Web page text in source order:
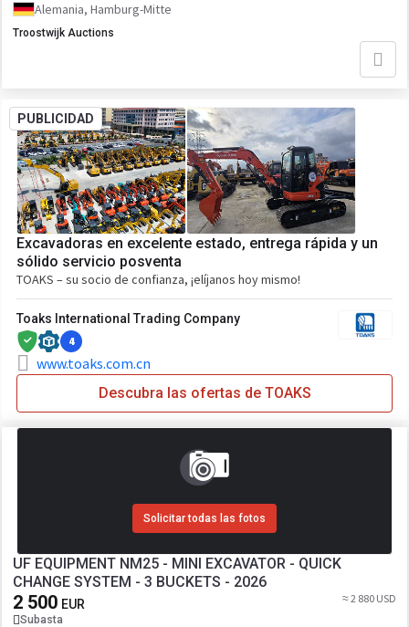
Alemania, Hamburg-Mitte
Troostwijk Auctions
PUBLICIDAD
Excavadoras en excelente estado, entrega rápida y un
sólido servicio posventa
TOAKS – su socio de confianza, ¡elíjanos hoy mismo!
Toaks International Trading Company
4
www.toaks.com.cn
Descubra las ofertas de TOAKS
Solicitar todas las fotos
UF EQUIPMENT NM25 - MINI EXCAVATOR - QUICK
CHANGE SYSTEM - 3 BUCKETS - 2026
2 500 EUR
Subasta
≈ 2 880 USD